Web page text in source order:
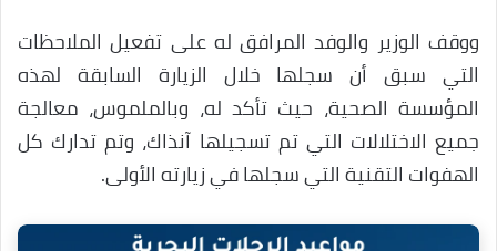
ووقف الوزير والوفد المرافق له على تفعيل الملاحظات
التي سبق أن سجلها خلال الزيارة السابقة لهذه
المؤسسة الصحية، حيث تأكد له، وبالملموس، معالجة
جميع الاختلالات التي تم تسجيلها آنذاك، وتم تدارك كل
الهفوات التقنية التي سجلها في زيارته الأولى.